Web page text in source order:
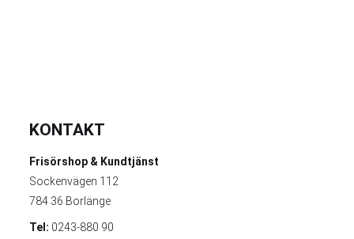
KONTAKT
Frisörshop & Kundtjänst
Sockenvägen 112
784 36 Borlänge
Tel: 0243-880 90